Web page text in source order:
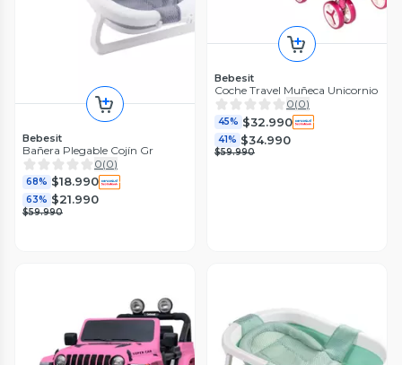
Bebesit
Bañera Plegable Cojín Gr
0(0)
68% $18.990
63% $21.990
$59.990
Bebesit
Coche Travel Muñeca Unicornio
0(0)
45% $32.990
41% $34.990
$59.990